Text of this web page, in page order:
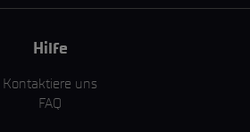
Hilfe
Kontaktiere uns
FAQ